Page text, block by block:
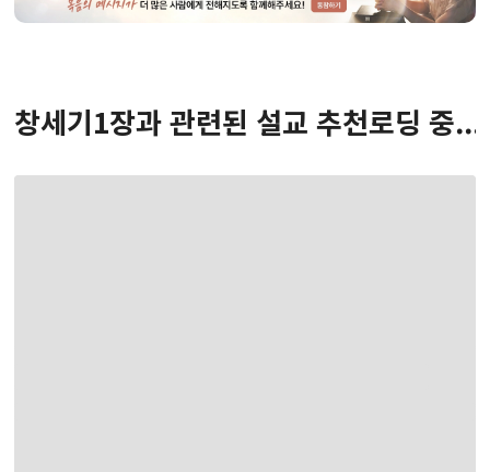
창세기1장과 관련된 설교 추천로딩 중...